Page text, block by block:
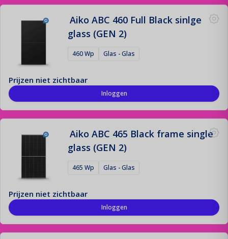
Aiko ABC 460 Full Black sinlge
glass (GEN 2)
460 Wp Glas - Glas
Prijzen niet zichtbaar
Inloggen
Aiko ABC 465 Black frame single
glass (GEN 2)
465 Wp Glas - Glas
Prijzen niet zichtbaar
Inloggen